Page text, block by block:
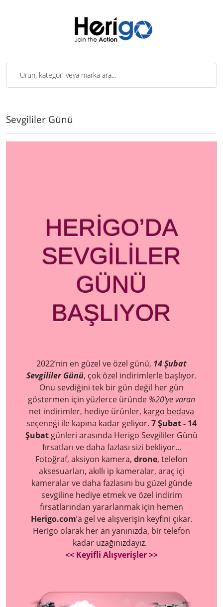
Sevgililer Günü
HERİGO’DA
SEVGİLİLER
GÜNÜ
BAŞLIYOR
2022’nin en güzel ve özel günü, 14 Şubat
Sevgililer Günü, çok özel indirimlerle başlıyor.
Onu sevdiğini tek bir gün değil her gün
göstermen için yüzlerce üründe %20’ye varan
net indirimler, hediye ürünler, kargo bedava
seçeneği ile kapına kadar geliyor. 7 Şubat - 14
Şubat günleri arasında Herigo Sevgililer Günü
fırsatları ve daha fazlası sizi bekliyor...
Fotoğraf, aksiyon kamera, drone, telefon
aksesuarları, akıllı ip kameralar, araç içi
kameralar ve daha fazlasını bu güzel günde
sevgiline hediye etmek ve özel indirim
fırsatlarından yararlanmak için hemen
Herigo.com’a gel ve alışverişin keyfini çıkar.
Herigo olarak her an yanınızda, bir telefon
kadar uzağınızdayız.
<< Keyifli Alışverişler >>